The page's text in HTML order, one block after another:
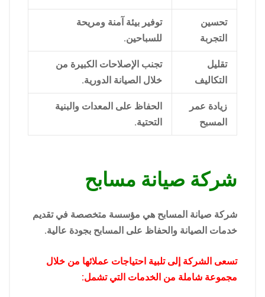
تحسين
التجربة
توفير بيئة آمنة ومريحة
للسباحين.
تقليل
التكاليف
تجنب الإصلاحات الكبيرة من
خلال الصيانة الدورية.
زيادة عمر
المسبح
الحفاظ على المعدات والبنية
التحتية.
شركة صيانة مسابح
شركة صيانة المسابح هي مؤسسة متخصصة في تقديم
خدمات الصيانة والحفاظ على المسابح بجودة عالية.
تسعى الشركة إلى تلبية احتياجات عملائها من خلال
مجموعة شاملة من الخدمات التي تشمل: